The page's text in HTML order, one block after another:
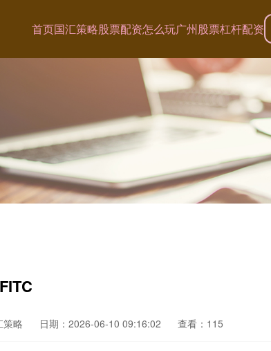
首页国汇策略股票配资怎么玩广州股票杠杆配资
策略 日期：2026-06-10 09:16:02 查看：115